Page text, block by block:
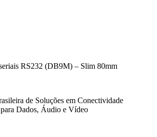
RS232 (DB9M) – Slim 80mm
de Soluções em Conectividade
para Dados, Áudio e Vídeo